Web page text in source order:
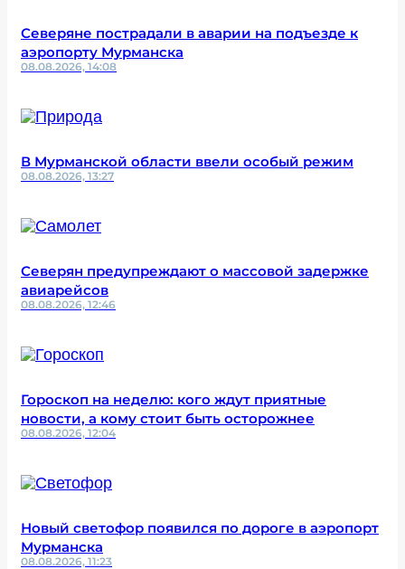
Северяне пострадали в аварии на подъезде к
аэропорту Мурманска
08.08.2026, 14:08
В Мурманской области ввели особый режим
08.08.2026, 13:27
Северян предупреждают о массовой задержке
авиарейсов
08.08.2026, 12:46
Гороскоп на неделю: кого ждут приятные
новости, а кому стоит быть осторожнее
08.08.2026, 12:04
Новый светофор появился по дороге в аэропорт
Мурманска
08.08.2026, 11:23